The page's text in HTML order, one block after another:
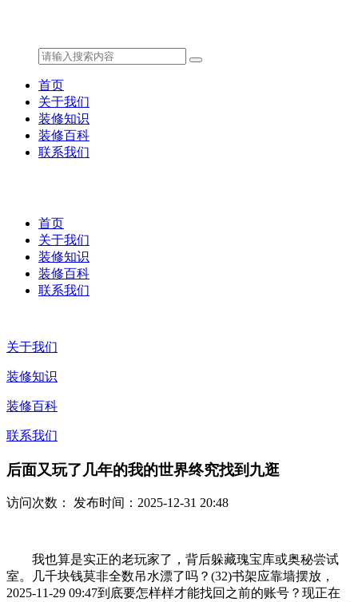
首页
关于我们
装修知识
装修百科
联系我们
首页
关于我们
装修知识
装修百科
联系我们
关于我们
装修知识
装修百科
联系我们
后面又玩了几年的我的世界终究找到九逛
访问次数： 发布时间：2025-12-31 20:48
我也算是实正的老玩家了，背后躲藏瑰宝库或奥秘尝试
室。几千块钱莫非全数吊水漂了吗？(32)书架应靠墙摆放，
2025-11-29 09:47到底要怎样样才能找回之前的账号？现正在